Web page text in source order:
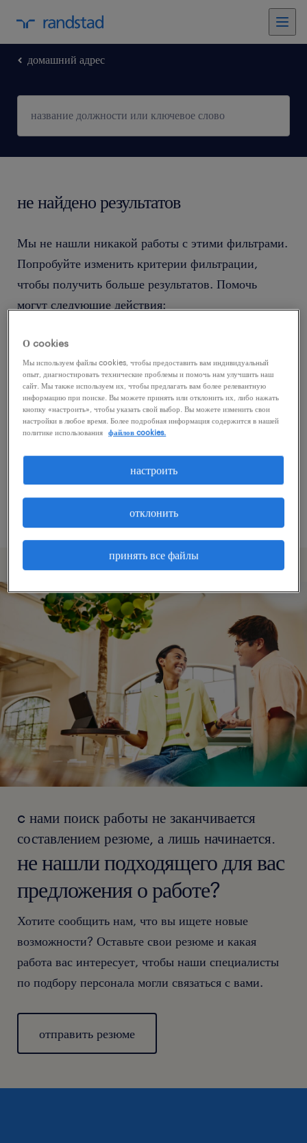
домашний адрес
не найдено результатов
Мы не нашли никакой работы с этими фильтрами.
Попробуйте изменить критерии фильтрации,
чтобы получить больше результатов. Помочь
могут следующие действия:
Попробуйте удалить некоторые из
примененных фильтров.
Вы искали работу в определенном месте?
Учтите возможность расширения диапазона
вокруг местонахождения.
Измените название должности или ключевые
слова и проверьте, правильно ли они
написаны.
c нами поиск работы не заканчивается
составлением резюме, а лишь начинается.
не нашли подходящего для вас
предложения о работе?
Хотите сообщить нам, что вы ищете новые
возможности? Оставьте свои резюме и какая
работа вас интересует, чтобы наши специалисты
по подбору персонала могли связаться с вами.
отправить резюме
О cookies
Мы используем файлы cookies, чтобы предоставить вам индивидуальный
опыт, диагностировать технические проблемы и помочь нам улучшить наш
сайт. Мы также используем их, чтобы предлагать вам более релевантную
информацию при поиске. Вы можете принять или отклонить их, либо нажать
кнопку «настроить», чтобы указать свой выбор. Вы можете изменить свои
настройки в любое время. Более подробная информация содержится в нашей
политике использования
файлов cookies.
принять все файлы
отклонить
настроить